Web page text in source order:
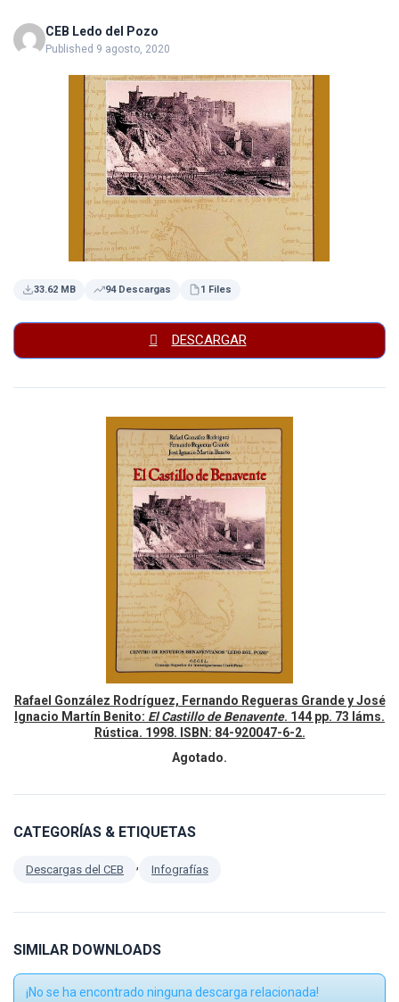
CEB Ledo del Pozo
Published 9 agosto, 2020
33.62 MB 94 Descargas 1 Files
DESCARGAR
Rafael González Rodríguez, Fernando Regueras Grande y José
Ignacio Martín Benito: El Castillo de Benavente. 144 pp. 73 láms.
Rústica. 1998. ISBN: 84-920047-6-2.
Agotado.
CATEGORÍAS & ETIQUETAS
Descargas del CEB , Infografías
SIMILAR DOWNLOADS
¡No se ha encontrado ninguna descarga relacionada!